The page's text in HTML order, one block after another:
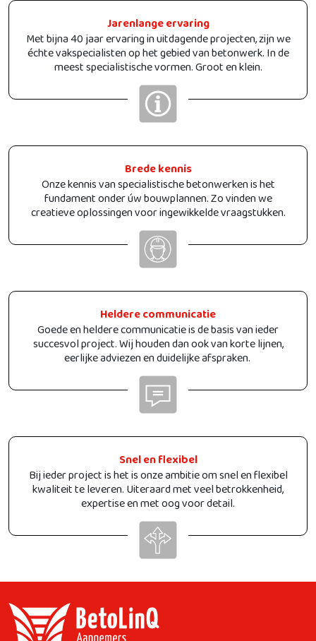
Jarenlange ervaring
Met bijna 40 jaar ervaring in uitdagende projecten, zijn we
échte vakspecialisten op het gebied van betonwerk. In de
meest specialistische vormen. Groot en klein.
Brede kennis
Onze kennis van specialistische betonwerken is het
fundament onder úw bouwplannen. Zo vinden we
creatieve oplossingen voor ingewikkelde vraagstukken.
Heldere communicatie
Goede en heldere communicatie is de basis van ieder
succesvol project. Wij houden dan ook van korte lijnen,
eerlijke adviezen en duidelijke afspraken.
Snel en flexibel
Bij ieder project is het is onze ambitie om snel en flexibel
kwaliteit te leveren. Uiteraard met veel betrokkenheid,
expertise en met oog voor detail.